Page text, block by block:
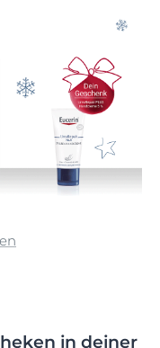
in deiner